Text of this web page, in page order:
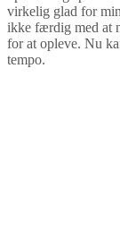
virkelig glad for
ikke færdig med at
for at opleve. Nu
tempo.